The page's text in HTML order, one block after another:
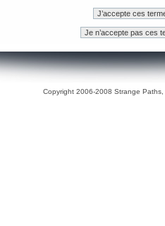
Copyright 2006-2008 Strange Paths,